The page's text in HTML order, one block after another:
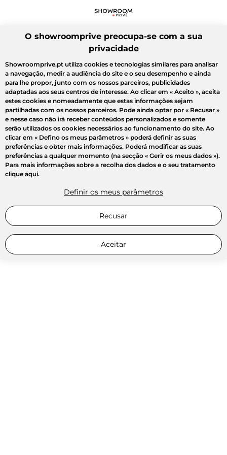
O showroomprive preocupa-se com a sua
privacidade
Showroomprive.pt utiliza cookies e tecnologias similares para analisar
a navegação, medir a audiência do site e o seu desempenho e ainda
para lhe propor, junto com os nossos parceiros, publicidades
adaptadas aos seus centros de interesse. Ao clicar em « Aceito », aceita
estes cookies e nomeadamente que estas informações sejam
partilhadas com os nossos parceiros. Pode ainda optar por « Recusar »
e nesse caso não irá receber conteúdos personalizados e somente
serão utilizados os cookies necessários ao funcionamento do site. Ao
clicar em « Defino os meus parâmetros » poderá definir as suas
preferências e obter mais informações. Poderá modificar as suas
preferências a qualquer momento (na secção « Gerir os meus dados »).
Para mais informações sobre a recolha dos dados e o seu tratamento
clique aqui.
Definir os meus parâmetros
Recusar
Aceitar